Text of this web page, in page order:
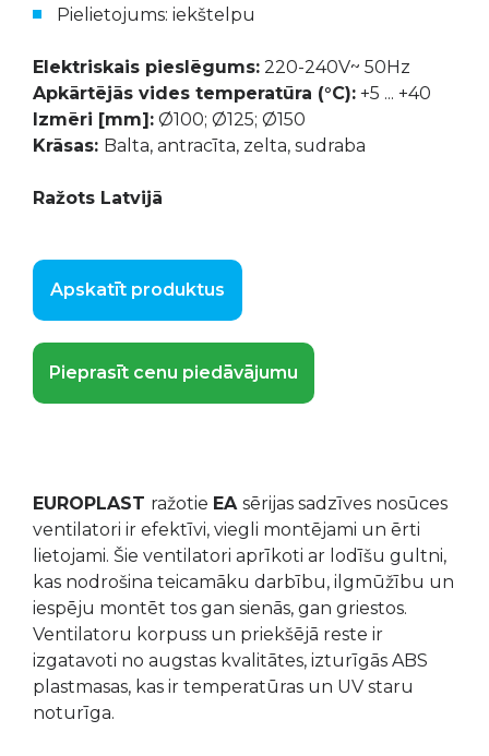
Pielietojums: iekštelpu
Elektriskais pieslēgums: 220-240V~ 50Hz
Apkārtējās vides temperatūra (°C): +5 ... +40
Izmēri [mm]: Ø100; Ø125; Ø150
Krāsas: Balta, antracīta, zelta, sudraba
Ražots Latvijā
Apskatīt produktus
Pieprasīt cenu piedāvājumu
EUROPLAST ražotie EA sērijas sadzīves nosūces
ventilatori ir efektīvi, viegli montējami un ērti
lietojami. Šie ventilatori aprīkoti ar lodīšu gultni,
kas nodrošina teicamāku darbību, ilgmūžību un
iespēju montēt tos gan sienās, gan griestos.
Ventilatoru korpuss un priekšējā reste ir
izgatavoti no augstas kvalitātes, izturīgās ABS
plastmasas, kas ir temperatūras un UV staru
noturīga.